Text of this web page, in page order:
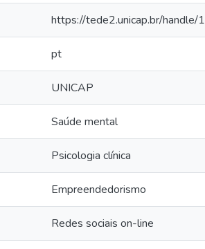
https://tede2.unicap.br/
pt
UNICAP
Saúde mental
Psicologia clínica
Empreendedorismo
Redes sociais on-line